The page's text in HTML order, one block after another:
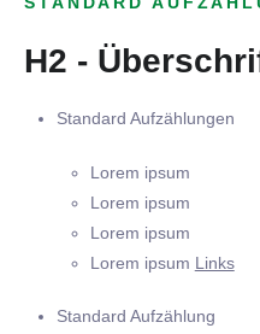
H2 -
Standard Aufzählungen
Lorem ipsum
Lorem ipsum
Lorem ipsum
Lorem ipsum Links
Standard Aufzählung